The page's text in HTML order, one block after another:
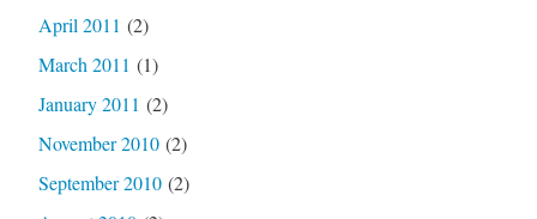
April 2011 (2)
March 2011 (1)
January 2011 (2)
November 2010(2)
September 2010(2)